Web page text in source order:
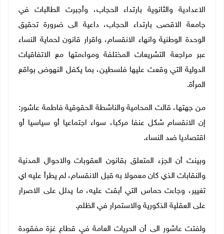
الاعدادية والثانوية بارتداء الحجاب، وأجبرت الطالبات في
جامعة الاقصى بارتداء الحجاب، داعية الى ضرورة تحقيق
الوحدة الوطنية وانهاء الانقسام، واقرار قانون لحماية النساء
عبر مراجعة التشريعات المختلفة ومواءمتها مع الاتفاقيات
الدولية التي وقعت عليها فلسطين، بما يكفل النهوض بواقع
المرأة.
من جهتها، قالت المحامية والناشطة الحقوقية فاطمة عاشور:
إن الانقسام شكل عنفا مركبا، سواء اجتماعيا أو سياسيا أو
اقتصاديا ضد النساء.
وبينت أن الجزء المتعلق بقانون العقوبات والاحوال المدنية
والنقابات الذي كان معمولا به قبل الانقسام، لم يطرأ عليه اي
تغيير، وجاءت حماس التي أبقت عليه، ما يدلل على الاصرار
على العقلية الذكورية والاستمرار في الظلم.
ولفتت عاشور الى أن الحريات العامة في قطاع غزة مفقودة